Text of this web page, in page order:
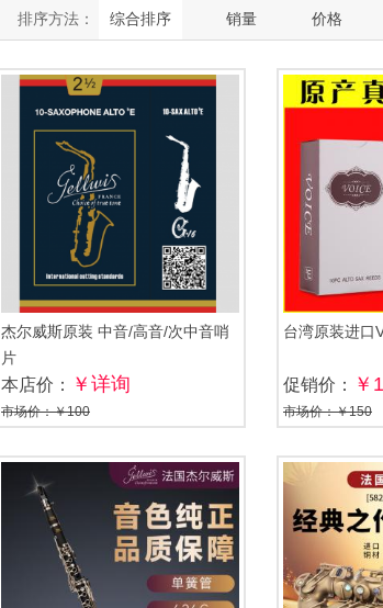
排序方法： 综合排序 销量 价格
杰尔威斯原装 中音/高音/次中音哨
片
本店价： ￥详询
市场价：￥100
台湾原装进口
促销价： ￥
市场价：￥150